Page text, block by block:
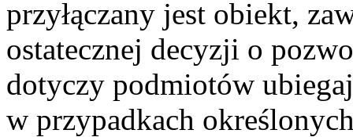
przyłączany jest obiekt,
ostatecznej decyzji o
dotyczy podmiotów
w przypadkach